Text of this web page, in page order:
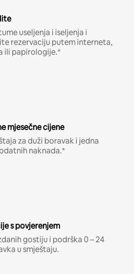
useljenja i iseljenja i
rezervaciju putem interneta,
ili papirologije.*
mjesečne cijene
za duži boravak i jedna
naknada.*
s povjerenjem
gostiju i podrška 0 – 24
u smještaju.